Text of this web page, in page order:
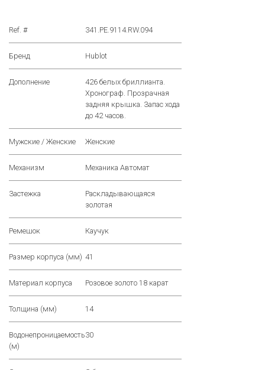
Ref. # 341.PE.9114.RW.094
Бренд Hublot
Дополнение
426 белых бриллианта.
Хронограф. Прозрачная
задняя крышка. Запас хода
до 42 часов.
Мужские / Женские Женские
Механизм Механика Автомат
Застежка
Раскладывающаяся
золотая
Ремешок Каучук
Размер корпуса (мм) 41
Материал корпуса Розовое золото 18 карат
Толщина (мм) 14
Водонепроницаемость
(м)
30